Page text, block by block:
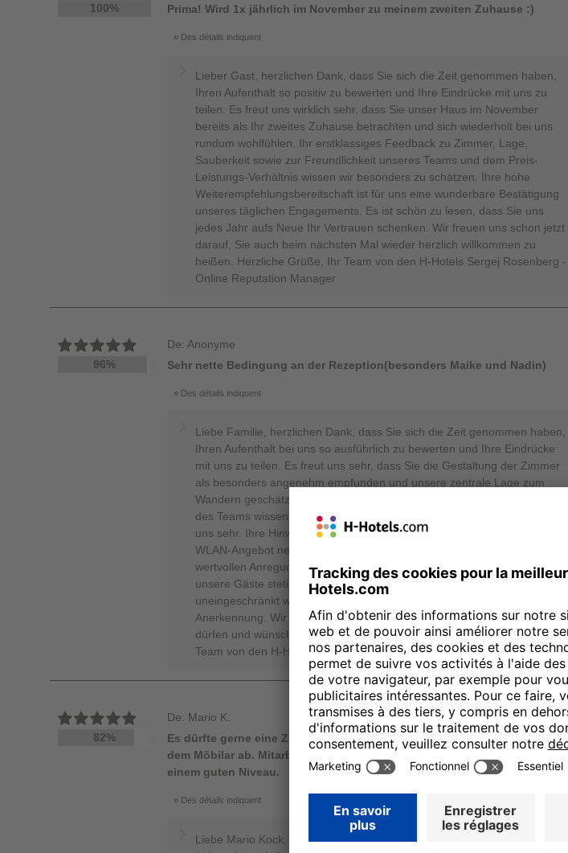
100%
Prima! Wird 1x jährlich im November zu meinem zweiten Zuhause :)
Des détails indiquent
Lieber Gast, herzlichen Dank, dass Sie sich die Zeit genommen haben,
Ihren Aufenthalt so positiv zu bewerten und Ihre Eindrücke mit uns zu
teilen. Es freut uns wirklich sehr, dass Sie unser Haus im November
bereits als Ihr zweites Zuhause betrachten und sich wiederholt bei uns
rundum wohlfühlen. Ihr erstklassiges Feedback zu Zimmer, Lage,
Sauberkeit sowie zur Freundlichkeit unseres Teams und dem Preis-
Leistungs-Verhältnis wissen wir besonders zu schätzen. Ihre hohe
Weiterempfehlungsbereitschaft ist für uns eine wunderbare Bestätigung
unseres täglichen Engagements. Es ist schön zu lesen, dass Sie uns
jedes Jahr aufs Neue Ihr Vertrauen schenken. Wir freuen uns schon jetzt
darauf, Sie auch beim nächsten Mal wieder herzlich willkommen zu
heißen. Herzliche Grüße, Ihr Team von den H-Hotels Sergej Rosenberg -
Online Reputation Manager
96%
De: Anonyme
Sehr nette Bedingung an der Rezeption(besonders Maike und Nadin)
Des détails indiquent
Liebe Familie, herzlichen Dank, dass Sie sich die Zeit genommen haben,
Ihren Aufenthalt bei uns so ausführlich zu bewerten und Ihre Eindrücke
mit uns zu teilen. Es freut uns sehr, dass Sie die Gestaltung der Zimmer
als besonders angenehm empfunden und unsere zentrale Lage zum
Wandern geschätzt haben. Auch die lobenden Worte zur Freundlichkeit
des Teams wissen wir sehr zu schätzen – Ihr positives Feedback motiviert
uns sehr. Ihre Hinweise zur Sauberkeit hinter dem Sofa sowie zum
WLAN-Angebot nehmen wir aufmerksam auf. Vielen Dank für diese
wertvollen Anregungen, denn sie helfen uns dabei, den Komfort für
unsere Gäste stetig zu verbessern. Dass Sie unser Haus
uneingeschränkt weiterempfehlen, ist für uns eine besonders schöne
Anerkennung. Wir hoffen, Sie schon bald wieder bei uns begrüßen zu
dürfen und wünschen Ihnen bis dahin alles Gute. Herzliche Grüße, Ihr
Team von den H-Hotels Sergej Rosenberg - Online Reputation Manager
82%
De: Mario K.
Es dürfte gerne eine Zimmerrenovierung stattfinden, der Lack ist gerade
dem Möbilar ab. Mitarbeiter sind freundlich, Hotel ist sauber. Essen ist auf
einem guten Niveau.
Des détails indiquent
Liebe Mario Kock, herzlichen Dank, dass Sie sich die Zeit genommen